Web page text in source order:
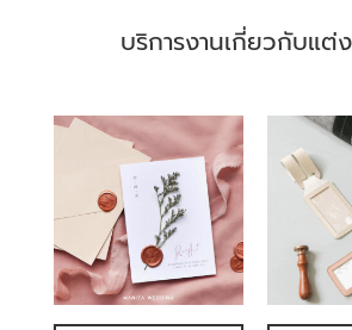
บริการงานเกี่ยวกับแต่